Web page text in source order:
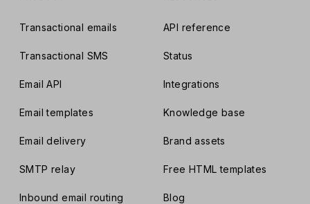
Transactional emails
Transactional SMS
Email API
Email templates
Email delivery
SMTP relay
Inbound email routing
API reference
Status
Integrations
Knowledge base
Brand assets
Free HTML templates
Blog